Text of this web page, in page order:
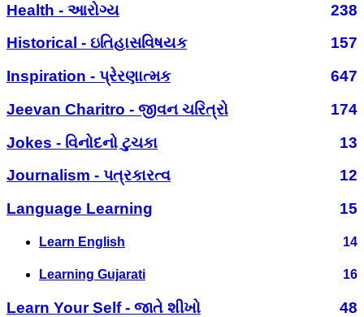
Health - આરોગ્ય
238
Historical - ઇતિહાસવિષયક
157
Inspiration - પ્રેરણાત્મક
647
Jeevan Charitro - જીવન ચરિત્રો
174
Jokes - વિનોદનો ટુચકા
13
Journalism - પત્રકારત્વ
12
Language Learning
15
Learn English 14
Learning Gujarati 16
Learn Your Self - જાતે શીખો
48